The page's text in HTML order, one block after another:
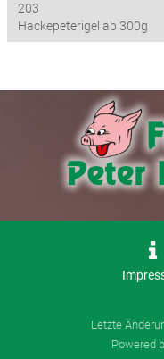
203
Hackepeterigel ab 300g
Letzte
Powered